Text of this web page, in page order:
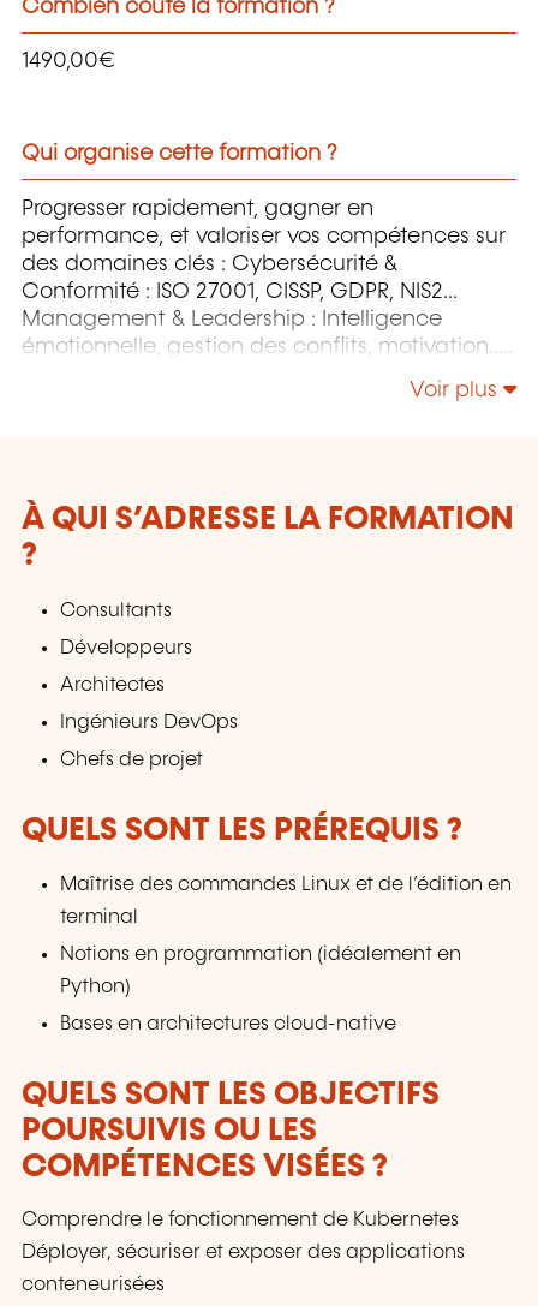
Combien coûte la formation ?
1490,00€
Qui organise cette formation ?
Progresser rapidement, gagner en
performance, et valoriser vos compétences sur
des domaines clés : Cybersécurité &
Conformité : ISO 27001, CISSP, GDPR, NIS2...
Management & Leadership : Intelligence
émotionnelle, gestion des conflits, motivation...
Développement personnel & Neurosciences :
IT…
Voir plus
À QUI S’ADRESSE LA FORMATION
?
Consultants
Développeurs
Architectes
Ingénieurs DevOps
Chefs de projet
QUELS SONT LES PRÉREQUIS ?
Maîtrise des commandes Linux et de l’édition en
terminal
Notions en programmation (idéalement en
Python)
Bases en architectures cloud-native
QUELS SONT LES OBJECTIFS
POURSUIVIS OU LES
COMPÉTENCES VISÉES ?
Comprendre le fonctionnement de Kubernetes
Déployer, sécuriser et exposer des applications
conteneurisées